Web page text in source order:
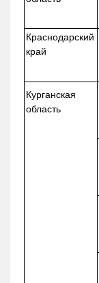
Краснодарский
край
Курганская
область